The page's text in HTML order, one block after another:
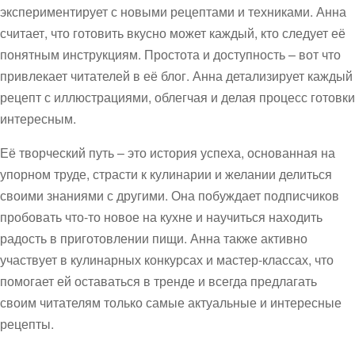
экспериментирует с новыми рецептами и техниками. Анна
считает, что готовить вкусно может каждый, кто следует её
понятным инструкциям. Простота и доступность – вот что
привлекает читателей в её блог. Анна детализирует каждый
рецепт с иллюстрациями, облегчая и делая процесс готовки
интересным.
Её творческий путь – это история успеха, основанная на
упорном труде, страсти к кулинарии и желании делиться
своими знаниями с другими. Она побуждает подписчиков
пробовать что-то новое на кухне и научиться находить
радость в приготовлении пищи. Анна также активно
участвует в кулинарных конкурсах и мастер-классах, что
помогает ей оставаться в тренде и всегда предлагать
своим читателям только самые актуальные и интересные
рецепты.